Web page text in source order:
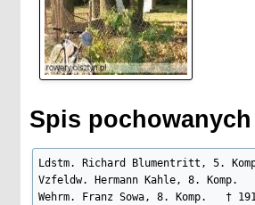
Spis pochowanych
Ldstm. Richard Blumentritt, 5.
Vzfeldw. Hermann Kahle, 8. Komp.
Wehrm. Franz Sowa, 8. Komp.   †